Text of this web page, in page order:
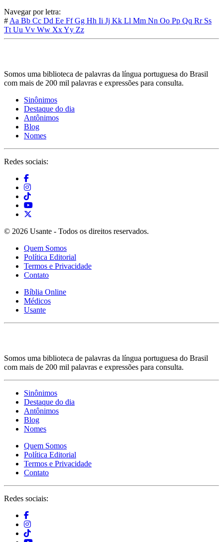
Navegar por letra:
# Aa Bb Cc Dd Ee FfGg Hh Ii Jj Kk Ll Mm Nn Oo Pp Qq Rr Ss
Tt Uu Vv Ww XxYy Zz
Somos uma biblioteca de palavras da língua portuguesa do Brasil
com mais de 200 mil palavras e expressões para consulta.
Sinônimos
Destaque do dia
Antônimos
Blog
Nomes
Redes sociais:
© 2026 Usante - Todos os direitos reservados.
Quem Somos
Política Editorial
Termos e Privacidade
Contato
Bíblia Online
Médicos
Usante
Somos uma biblioteca de palavras da língua portuguesa do Brasil
com mais de 200 mil palavras e expressões para consulta.
Sinônimos
Destaque do dia
Antônimos
Blog
Nomes
Quem Somos
Política Editorial
Termos e Privacidade
Contato
Redes sociais: